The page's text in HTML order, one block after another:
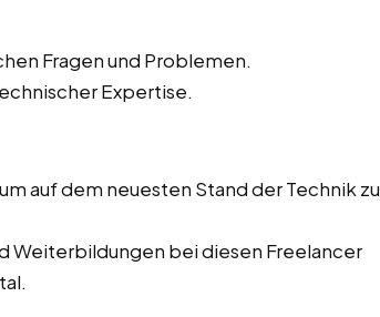
Fragen und Problemen.
Expertise.
auf dem neuesten Stand der Technik zu
Weiterbildungen bei diesen Freelancer